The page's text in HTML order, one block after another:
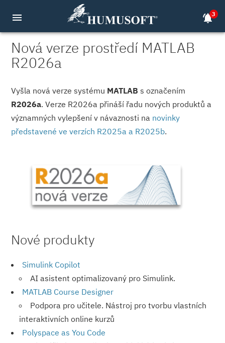
menu notifications_active3
Nová verze prostředí MATLAB
R2026a
Vyšla nová verze systému MATLAB s označením
R2026a. Verze R2026a přináší řadu nových produktů a
významných vylepšení v návaznosti na novinky
představené ve verzích R2025a a R2025b.
Nové produkty
Simulink Copilot
AI asistent optimalizovaný pro Simulink.
MATLAB Course Designer
Podpora pro učitele. Nástroj pro tvorbu vlastních
interaktivních online kurzů
Polyspace as You Code